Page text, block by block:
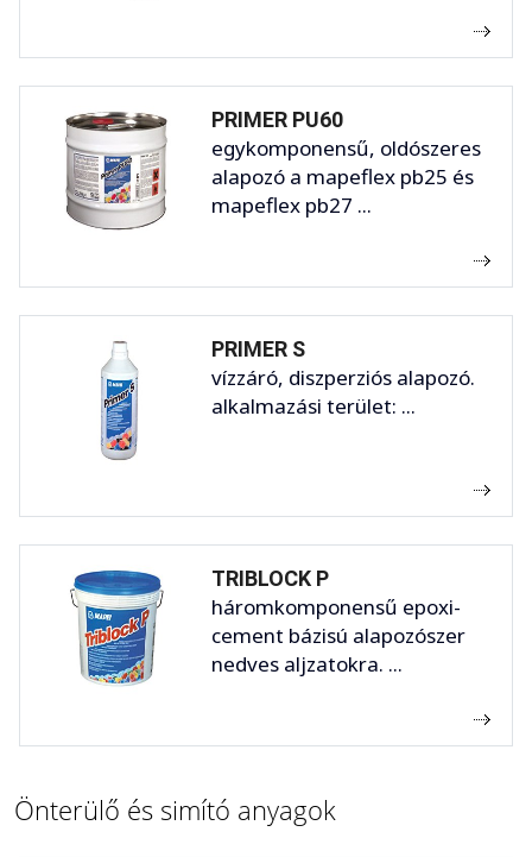
PRIMER PU60
egykomponensű, oldószeres
alapozó a mapeflex pb25 és
mapeflex pb27 ...
PRIMER S
vízzáró, diszperziós alapozó.
alkalmazási terület: ...
TRIBLOCK P
háromkomponensű epoxi-
cement bázisú alapozószer
nedves aljzatokra. ...
Önterülő és simító anyagok